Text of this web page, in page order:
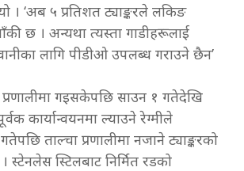
। ‘अब ५ प्रतिशत ट्याङ्करले लकिङ
छ । अन्यथा त्यस्ता गाडीहरूलाई
लागि पीडीओ उपलब्ध गराउने छैन’
गइसकेपछि साउन १ गतेदेखि
कार्यान्वयनमा ल्याउने रेग्मीले
ताल्चा प्रणालीमा नजाने ट्याङ्करको
स्टेनलेस स्टिलबाट निर्मित रडको